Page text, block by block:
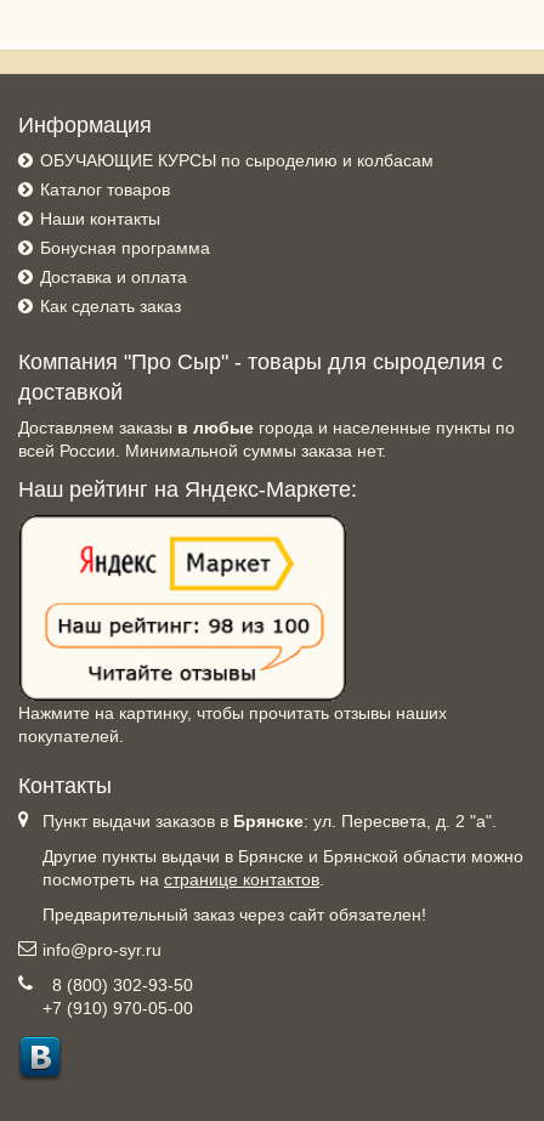
Информация
ОБУЧАЮЩИЕ КУРСЫ по сыроделию и колбасам
Каталог товаров
Наши контакты
Бонусная программа
Доставка и оплата
Как сделать заказ
Компания "Про Сыр" - товары для сыроделия с
доставкой
Доставляем заказы в любые города и населенные пункты по
всей России. Минимальной суммы заказа нет.
Наш рейтинг на Яндекс-Маркете:
Нажмите на картинку, чтобы прочитать отзывы наших
покупателей.
Контакты
Пункт выдачи заказов в Брянске: ул. Пересвета, д. 2 "а".
Другие пункты выдачи в Брянске и Брянской области можно
посмотреть на странице контактов.
Предварительный заказ через сайт обязателен!
info@pro-syr.ru
8 (800) 302-93-50
+7 (910) 970-05-00